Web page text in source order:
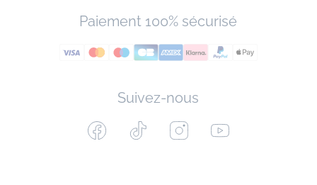
Paiement 100% sécurisé
Suivez-nous
Facebook Tiktok InstagramYoutube